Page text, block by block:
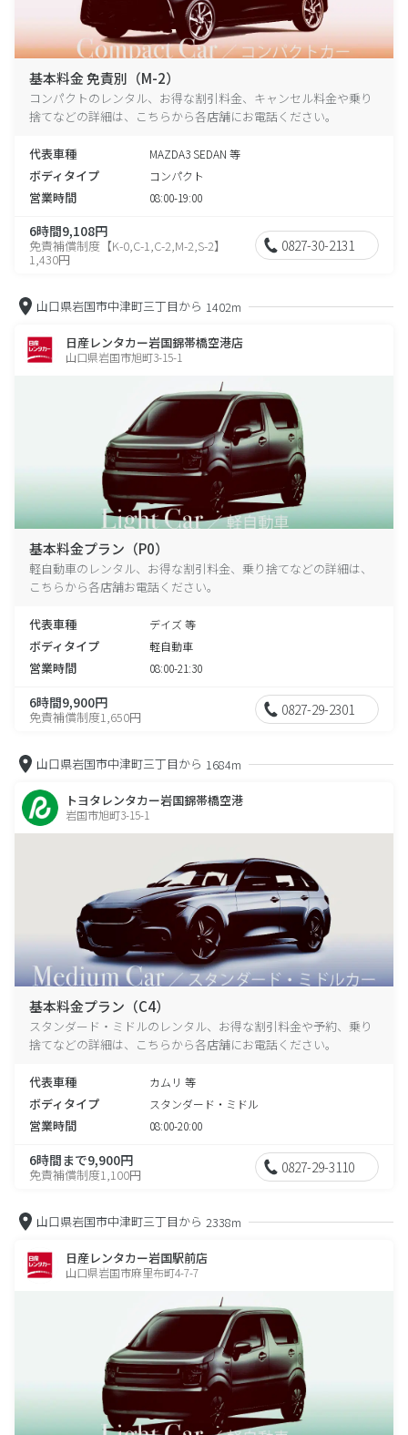
基本料金 免責別（M-2）
コンパクトのレンタル、お得な割引料金、キャンセル料金や乗り
捨てなどの詳細は、こちらから各店舗にお電話ください。
代表車種 MAZDA3 SEDAN 等
ボディタイプ コンパクト
営業時間 08:00-19:00
6時間9,108円
免責補償制度【K-0,C-1,C-2,M-2,S-2】
1,430円
0827-30-2131
山口県岩国市中津町三丁目から 1402m
日産レンタカー岩国錦帯橋空港店
山口県岩国市旭町3-15-1
基本料金プラン（P0）
軽自動車のレンタル、お得な割引料金、乗り捨てなどの詳細は、
こちらから各店舗お電話ください。
代表車種 デイズ 等
ボディタイプ 軽自動車
営業時間 08:00-21:30
6時間9,900円
免責補償制度1,650円 0827-29-2301
山口県岩国市中津町三丁目から 1684m
トヨタレンタカー岩国錦帯橋空港
岩国市旭町3-15-1
基本料金プラン（C4）
スタンダード・ミドルのレンタル、お得な割引料金や予約、乗り
捨てなどの詳細は、こちらから各店舗にお電話ください。
代表車種 カムリ 等
ボディタイプ スタンダード・ミドル
営業時間 08:00-20:00
6時間まで9,900円
免責補償制度1,100円 0827-29-3110
山口県岩国市中津町三丁目から 2338m
日産レンタカー岩国駅前店
山口県岩国市麻里布町4-7-7